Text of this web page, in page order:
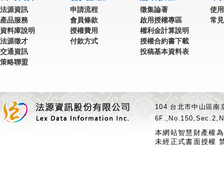
法源資訊
產品服務
資料庫說明
法源徵才
交通資訊
策略聯盟
申請流程
會員條款
授權費用
付款方式
徵集論著
啟用授權專區
權利金計算說明
授權合約書下載
投稿基本資料表
使
常
104 台北市中山區
本網站智慧財產權
未經正式書面授權